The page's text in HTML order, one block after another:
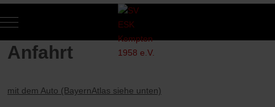
Mobile Menu Toggle
Anfahrt
mit dem Auto (BayernAtlas siehe unten)